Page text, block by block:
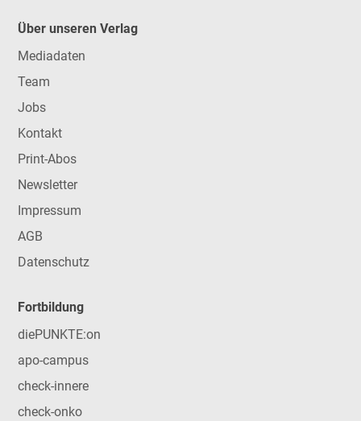
Über unseren Verlag
Mediadaten
Team
Jobs
Kontakt
Print-Abos
Newsletter
Impressum
AGB
Datenschutz
Fortbildung
diePUNKTE:on
apo-campus
check-innere
check-onko